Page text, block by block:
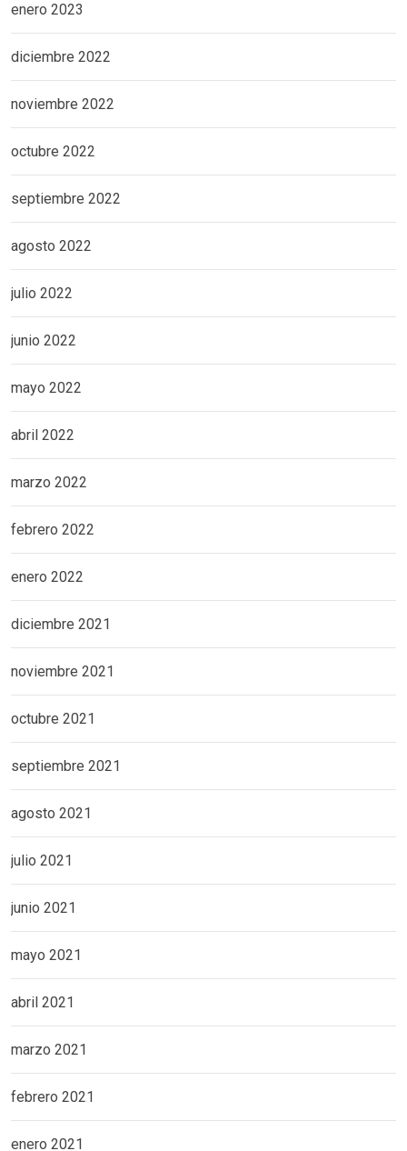
enero 2023
diciembre 2022
noviembre 2022
octubre 2022
septiembre 2022
agosto 2022
julio 2022
junio 2022
mayo 2022
abril 2022
marzo 2022
febrero 2022
enero 2022
diciembre 2021
noviembre 2021
octubre 2021
septiembre 2021
agosto 2021
julio 2021
junio 2021
mayo 2021
abril 2021
marzo 2021
febrero 2021
enero 2021